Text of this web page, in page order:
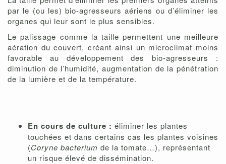
par le (ou les) bio-agresseurs aériens ou d’éliminer les
organes qui leur sont le plus sensibles.
Le palissage comme la taille permettent une meilleure
aération du couvert, créant ainsi un microclimat moins
favorable au développement des bio-agresseurs :
diminution de l’humidité, augmentation de la pénétration
de la lumière et de la température.
En cours de culture : éliminer les plantes
touchées et dans certains cas les plantes voisines
(Coryne bacterium de la tomate…), représentant
un risque élevé de dissémination.